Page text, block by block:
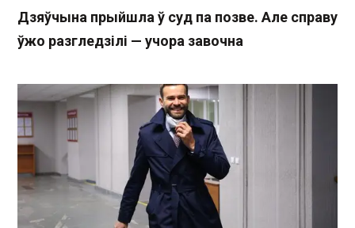
Дзяўчына прыйшла ў суд па позве. Але справу
ўжо разгледзілі — учора завочна